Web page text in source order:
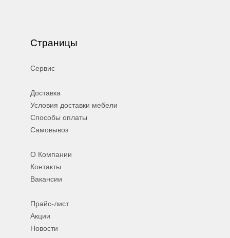
Страницы
Сервис
Доставка
Условия доставки мебели
Способы оплаты
Самовывоз
О Компании
Контакты
Вакансии
Прайс-лист
Акции
Новости